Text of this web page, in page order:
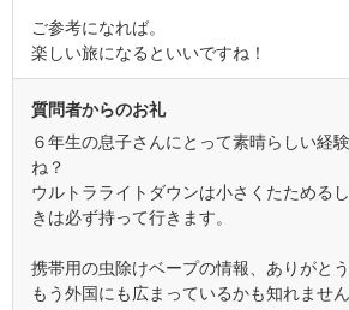
ご参考になれば。
楽しい旅になるといいですね！
質問者からのお礼
６年生の息子さんにとって素晴らしい経
ね？
ウルトラライトダウンは小さくたためる
きは必ず持って行きます。
携帯用の虫除けベープの情報、ありがとう
もう外国にも広まっているかも知れませ